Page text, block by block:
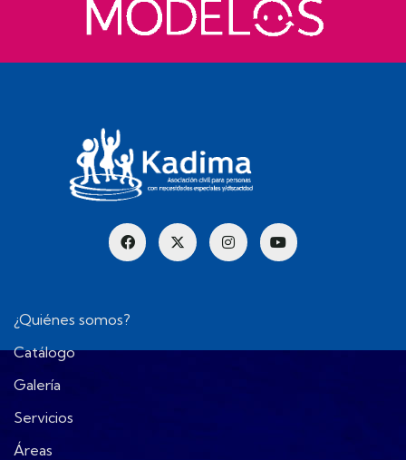
¿Quiénes somos?
Catálogo
Galería
Servicios
Áreas